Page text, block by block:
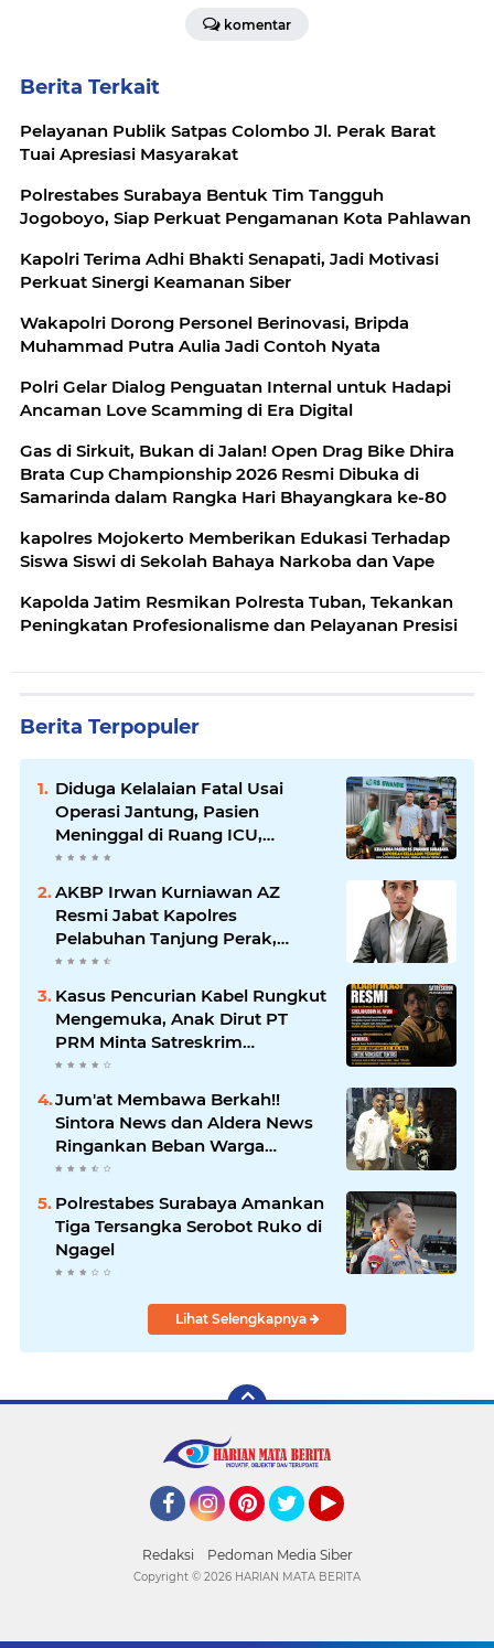
komentar
Berita Terkait
Pelayanan Publik Satpas Colombo Jl. Perak Barat
Tuai Apresiasi Masyarakat
Polrestabes Surabaya Bentuk Tim Tangguh
Jogoboyo, Siap Perkuat Pengamanan Kota Pahlawan
Kapolri Terima Adhi Bhakti Senapati, Jadi Motivasi
Perkuat Sinergi Keamanan Siber
Wakapolri Dorong Personel Berinovasi, Bripda
Muhammad Putra Aulia Jadi Contoh Nyata
Polri Gelar Dialog Penguatan Internal untuk Hadapi
Ancaman Love Scamming di Era Digital
Gas di Sirkuit, Bukan di Jalan! Open Drag Bike Dhira
Brata Cup Championship 2026 Resmi Dibuka di
Samarinda dalam Rangka Hari Bhayangkara ke-80
kapolres Mojokerto Memberikan Edukasi Terhadap
Siswa Siswi di Sekolah Bahaya Narkoba dan Vape
Kapolda Jatim Resmikan Polresta Tuban, Tekankan
Peningkatan Profesionalisme dan Pelayanan Presisi
Berita Terpopuler
Diduga Kelalaian Fatal Usai
Operasi Jantung, Pasien
Meninggal di Ruang ICU,
Keluarga Tuntut RSUD dr.
Soewandhie Bertanggung
Jawab
AKBP Irwan Kurniawan AZ
Resmi Jabat Kapolres
Pelabuhan Tanjung Perak,
Pimpinan Redaksi
HarianMataBerita.com
Sampaikan Ucapan Selamat
Kasus Pencurian Kabel Rungkut
Mengemuka, Anak Dirut PT
PRM Minta Satreskrim
Polrestabes Surabaya Usut
Hingga Tuntas
Jum'at Membawa Berkah!!
Sintora News dan Aldera News
Ringankan Beban Warga
Bangkitkan Pelaku UMKM
Polrestabes Surabaya Amankan
Tiga Tersangka Serobot Ruko di
Ngagel
Lihat Selengkapnya
Redaksi Pedoman Media Siber
Copyright © 2026 HARIAN MATA BERITA